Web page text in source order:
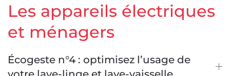
Les appareils électriques
et ménagers
Écogeste n°4 : optimisez l’usage de